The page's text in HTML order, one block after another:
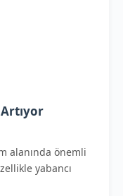
alanında önemli
yabancı